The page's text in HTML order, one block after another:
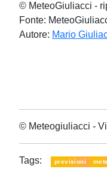
© MeteoGiuliacci -
Fonte:
Autore: Mario
© Meteogiuliacci -
Tags: previsioni